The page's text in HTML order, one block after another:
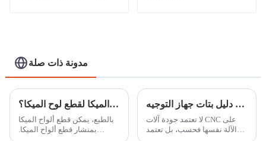
مدونة ذات صلة
هل يمكننا استخدام منشار قطع لوح الميكا لقطع لوح الميكا؟
بالطبع، يمكن قطع ألواح الميكا
بمنشار قطع ألواح الميكا.
دليل بتات جهاز التوجيه CNC: اختيار الأداة المناسبة للمواد المختلفة
لا تعتمد جودة آلات CNC على
الآلة نفسها فحسب، بل تعتمد